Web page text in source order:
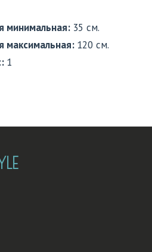
минимальная: 35 см.
максимальная: 120 см.
1